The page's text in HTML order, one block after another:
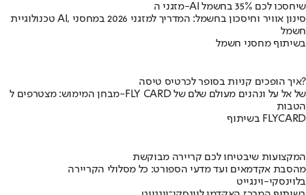
מזגני ה-AI שיחסכו לכם 35% בחשמל
טכנולוגיית AI, סינון אוויר וחיסכון בחשמל: המדריך למזגני 2026 במחסני
חשמל
בשיתוף מחסני חשמל
איך הופכים קניות בסופר לכרטיס טיסה?
מבחן המימוש: מצטרפים ל-FLY CARD של אל על ונהנים מעולם שלם של
הטבות
בשיתוף FLYCARD
המקצועות שיבטיחו לכם קריירה מבוקשת
מהסבת אקדמאים ועד מדעי הספורט: כל מסלולי הקריירה
בלוינסקי-וינגייט